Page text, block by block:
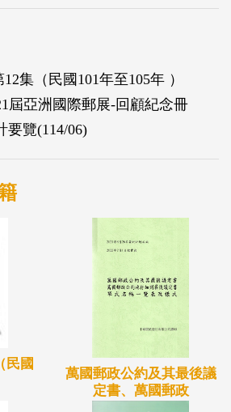
集（民國101年至105年 ）
屆亞洲國際郵展-回顧紀念冊
要覽(114/06)
民國
萬國郵政公約及其最後議
定書、萬國郵政